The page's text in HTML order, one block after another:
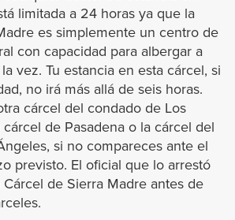
Hills
Gardens
limitada a 24 horas ya que la
es simplemente un centro de
con capacidad para albergar a
vez. Tu estancia en esta cárcel, si
no irá más allá de seis horas.
cárcel del condado de Los
de Pasadena o la cárcel del
si no compareces ante el
previsto. El oficial que lo arrestó
de Sierra Madre antes de